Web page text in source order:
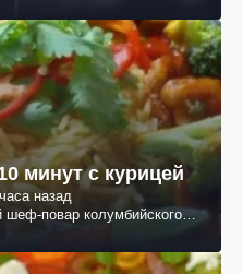
минут с курицей
назад
шеф-повар колумбийского